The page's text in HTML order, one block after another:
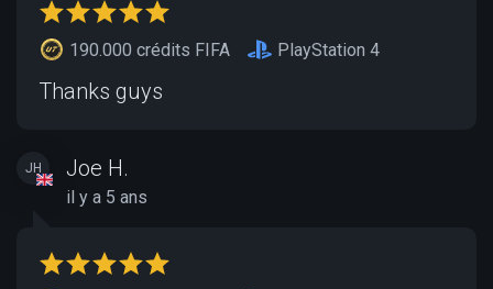
190.000 crédits FIFA PlayStation 4
Thanks guys
JH Joe H.
il y a 5 ans